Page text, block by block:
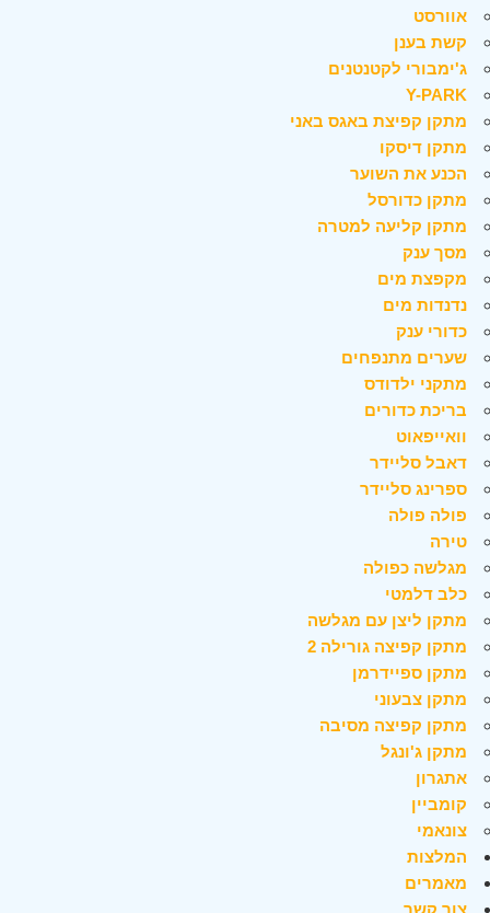
אוורסט
קשת בענן
ג'ימבורי לקטנטנים
Y-PARK
מתקן קפיצת באגס באני
מתקן דיסקו
הכנע את השוער
מתקן כדורסל
מתקן קליעה למטרה
מסך ענק
מקפצת מים
נדנדות מים
כדורי ענק
שערים מתנפחים
מתקני ילדודס
בריכת כדורים
וואייפאוט
דאבל סליידר
ספרינג סליידר
פולה פולה
טירה
מגלשה כפולה
כלב דלמטי
מתקן ליצן עם מגלשה
מתקן קפיצה גורילה 2
מתקן ספיידרמן
מתקן צבעוני
מתקן קפיצה מסיבה
מתקן ג'ונגל
אתגרון
קומביין
צונאמי
המלצות
מאמרים
צור קשר